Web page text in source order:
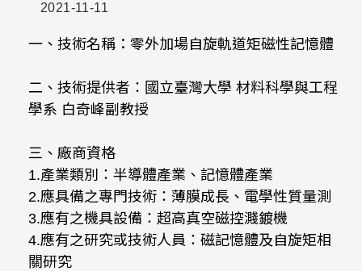
2021-11-11
一、技術名稱：零外加場自旋軌道矩磁性記憶體
二、技術提供者：國立臺灣大學 材料科學與工程
學系 白奇峰副教授
三、廠商資格
1.產業類別：半導體產業、記憶體產業
2.應具備之專門技術：薄膜成長、電學性質量測
3.應有之機具設備：超高真空磁控濺鍍機
4.應有之研究或技術人員：磁記憶體及自旋矩相
關研究